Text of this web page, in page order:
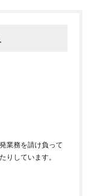
業務を請け負って
りしています。